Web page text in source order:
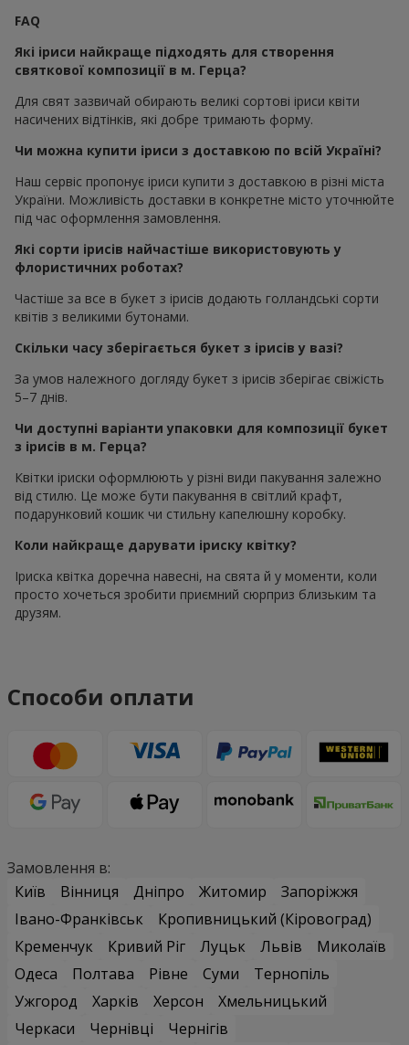
FAQ
Які іриси найкраще підходять для створення
святкової композиції в м. Герца?
Для свят зазвичай обирають великі сортові іриси квіти
насичених відтінків, які добре тримають форму.
Чи можна купити іриси з доставкою по всій Україні?
Наш сервіс пропонує іриси купити з доставкою в різні міста
України. Можливість доставки в конкретне місто уточнюйте
під час оформлення замовлення.
Які сорти ірисів найчастіше використовують у
флористичних роботах?
Частіше за все в букет з ірисів додають голландські сорти
квітів з великими бутонами.
Скільки часу зберігається букет з ірисів у вазі?
За умов належного догляду букет з ірисів зберігає свіжість
5–7 днів.
Чи доступні варіанти упаковки для композиції букет
з ірисів в м. Герца?
Квітки іриски оформлюють у різні види пакування залежно
від стилю. Це може бути пакування в світлий крафт,
подарунковий кошик чи стильну капелюшну коробку.
Коли найкраще дарувати іриску квітку?
Іриска квітка доречна навесні, на свята й у моменти, коли
просто хочеться зробити приємний сюрприз близьким та
друзям.
Способи оплати
Замовлення в:
Київ
Вінниця Дніпро Житомир
Запоріжжя
Івано-Франківськ
Кропивницький (Кіровоград)
Кременчук
Кривий Ріг Луцьк Львів
Миколаїв
Одеса
Полтава Рівне Суми
Тернопіль
Ужгород
Харків Херсон
Хмельницький
Черкаси
Чернівці
Чернігів